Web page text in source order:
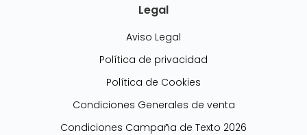
Legal
Aviso Legal
Política de privacidad
Política de Cookies
Condiciones Generales de venta
Condiciones Campaña de Texto 2026